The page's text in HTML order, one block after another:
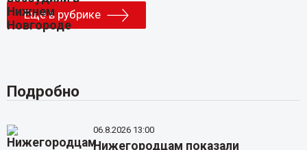
Еще в рубрике
Подробно
06.8.2026 13:00
Нижегородцам показали